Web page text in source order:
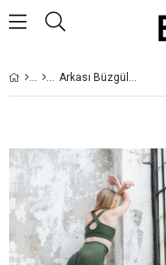
Arkası Büzgülü Tayt